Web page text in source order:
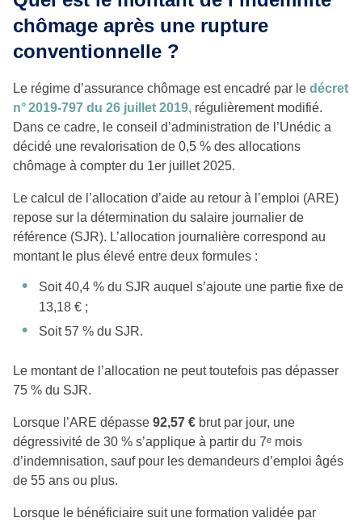
chômage après une rupture
conventionnelle ?
Le régime d’assurance chômage est encadré par le décret
n° 2019-797 du 26 juillet 2019, régulièrement modifié.
Dans ce cadre, le conseil d’administration de l’Unédic a
décidé une revalorisation de 0,5 % des allocations
chômage à compter du 1er juillet 2025.
Le calcul de l’allocation d’aide au retour à l’emploi (ARE)
repose sur la détermination du salaire journalier de
référence (SJR). L’allocation journalière correspond au
montant le plus élevé entre deux formules :
Soit 40,4 % du SJR auquel s’ajoute une partie fixe de
13,18 € ;
Soit 57 % du SJR.
Le montant de l’allocation ne peut toutefois pas dépasser
75 % du SJR.
Lorsque l’ARE dépasse 92,57 € brut par jour, une
dégressivité de 30 % s’applique à partir du 7ᵉ mois
d’indemnisation, sauf pour les demandeurs d’emploi âgés
de 55 ans ou plus.
Lorsque le bénéficiaire suit une formation validée par